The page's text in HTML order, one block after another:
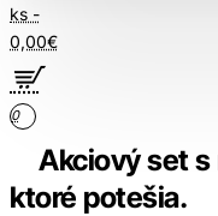
ks -
0,00€
0
Akciový set s
ktoré potešia.